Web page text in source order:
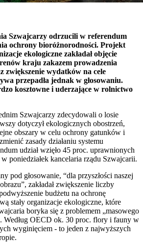
Szwajcarzy odrzucili w referendum
ochrony bioróżnorodności. Projekt
ekologiczne zakładał objęcie
kraju zakazem prowadzenia
zwiększenie wydatków na cele
przepadła jednak w głosowaniu.
kosztowne i uderzające w rolnictwo
Szwajcarzy zdecydowali o losie
dotyczył ekologicznych obostrzeń,
obszary w celu ochrony gatunków i
zasady działaniu systemu
udział wzięło 45 proc. uprawnionych
w poniedziałek kancelaria rządu Szwajcarii.
pod głosowanie, “dla przyszłości naszej
zakładał zwiększenie liczby
budżetu na ochronę
stały organizacje ekologiczne, które
boryka się z problemem „masowego
Według OECD ok. 30 proc. flory i fauny w
wyginięciem - to jeden z najwyższych